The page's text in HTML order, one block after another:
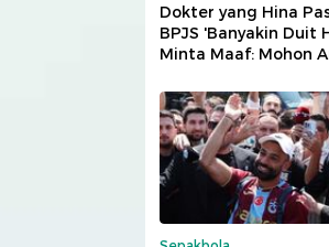
Dokter yang Hina
BPJS 'Banyakin Duit
Minta Maaf: Mohon